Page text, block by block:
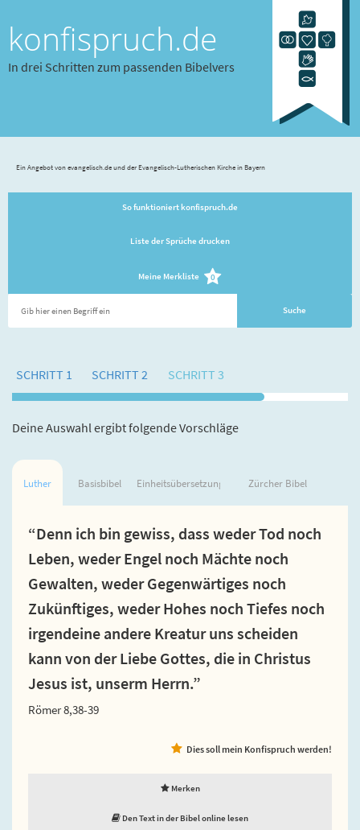
konfispruch.de
In drei Schritten zum passenden Bibelvers
Ein Angebot von evangelisch.de und der Evangelisch-Lutherischen Kirche in Bayern
So funktioniert konfispruch.de
Liste der Sprüche drucken
Meine Merkliste 0
SCHRITT 1 SCHRITT 2 SCHRITT 3
Deine Auswahl ergibt folgende Vorschläge
Luther Basisbibel Einheitsübersetzung Zürcher Bibel
“Denn ich bin gewiss, dass weder Tod noch
Leben, weder Engel noch Mächte noch
Gewalten, weder Gegenwärtiges noch
Zukünftiges, weder Hohes noch Tiefes noch
irgendeine andere Kreatur uns scheiden
kann von der Liebe Gottes, die in Christus
Jesus ist, unserm Herrn.”
Römer 8,38-39
Dies soll mein Konfispruch werden!
Merken
Den Text in der Bibel online lesen